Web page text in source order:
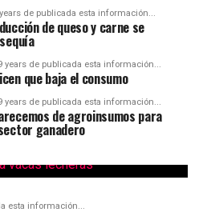
de publicada esta información...
de queso y carne se
years de publicada esta información...
que baja el consumo
years de publicada esta información...
de agroinsumos para
ganadero
esta información...